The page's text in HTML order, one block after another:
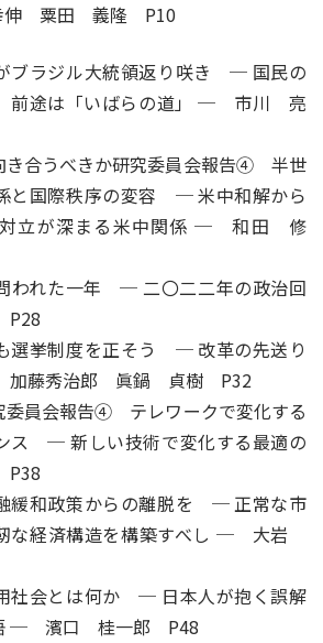
伸 粟田 義隆 P10
ブラジル大統領返り咲き ─ 国民の
前途は「いばらの道」 ─ 市川 亮
合うべきか研究委員会報告④ 半世
と国際秩序の変容 ─ 米中和解から
対立が深まる米中関係 ─ 和田 修
われた一年 ─ 二〇二二年の政治回
選挙制度を正そう ─ 改革の先送り
加藤秀治郎 眞鍋 貞樹 P32
員会報告④ テレワークで変化する
ス ─ 新しい技術で変化する最適の
緩和政策からの離脱を ─ 正常な市
な経済構造を構築すべし ─ 大岩
社会とは何か ─ 日本人が抱く誤解
悟 ─ 濱口 桂一郎 P48